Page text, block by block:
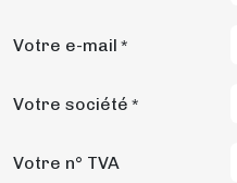
Votre e-mail *
Votre société *
Votre n° TVA